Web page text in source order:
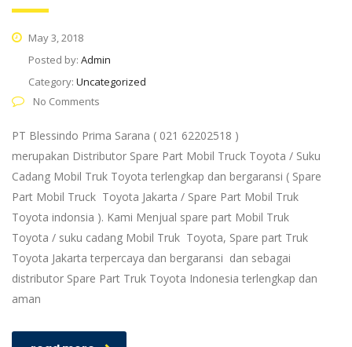
May 3, 2018
Posted by: Admin
Category: Uncategorized
No Comments
PT Blessindo Prima Sarana ( 021 62202518 )
merupakan Distributor Spare Part Mobil Truck Toyota / Suku
Cadang Mobil Truk Toyota terlengkap dan bergaransi ( Spare
Part Mobil Truck Toyota Jakarta / Spare Part Mobil Truk
Toyota indonsia ). Kami Menjual spare part Mobil Truk
Toyota / suku cadang Mobil Truk Toyota, Spare part Truk
Toyota Jakarta terpercaya dan bergaransi dan sebagai
distributor Spare Part Truk Toyota Indonesia terlengkap dan
aman